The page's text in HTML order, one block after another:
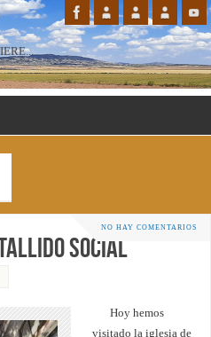
NO HAY COMENTARIOS
social
Hoy hemos
visitado la iglesia de